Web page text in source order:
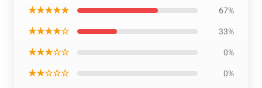
★★★★★ 67%
★★★★☆ 33%
★★★☆☆ 0%
★★☆☆☆ 0%